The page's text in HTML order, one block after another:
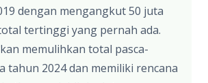
dengan mengangkut 50 juta
tertinggi yang pernah ada.
memulihkan total pasca-
tahun 2024 dan memiliki rencana